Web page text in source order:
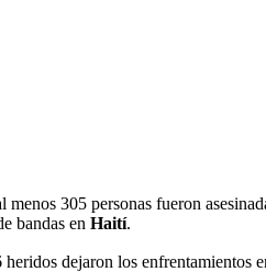
305 personas fueron
bandas en Haití.
dejaron los